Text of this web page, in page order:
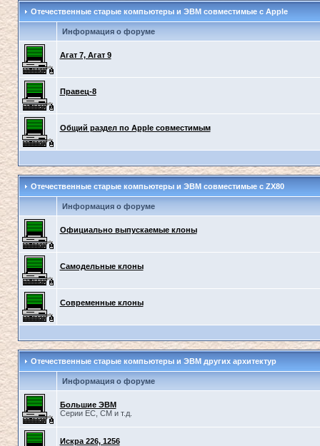
Отечественные старые компьютеры и ЭВМ совместимые с Apple
Информация о форуме
Агат 7, Агат 9
Правец-8
Общий раздел по Apple совместимым
Отечественные старые компьютеры и ЭВМ совместимые с ZX80
Информация о форуме
Официально выпускаемые клоны
Самодельные клоны
Современные клоны
Отечественные старые компьютеры и ЭВМ других архитектур
Информация о форуме
Большие ЭВМ
Серии ЕС, СМ и т.д.
Искра 226, 1256